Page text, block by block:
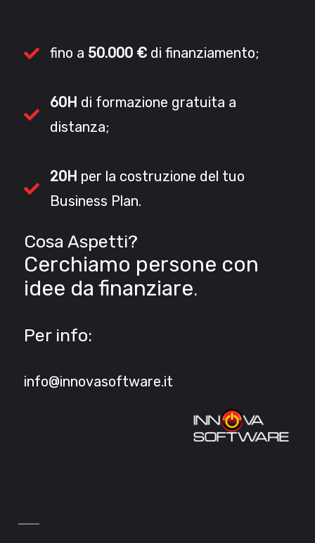
fino a 50.000 €di finanziamento;
60H di formazione gratuita a
distanza;
20H per la costruzione del tuo
Business Plan.
Cosa Aspetti?
Cerchiamo persone con
idee da finanziare.
Per info:
info@innovasoftware.it